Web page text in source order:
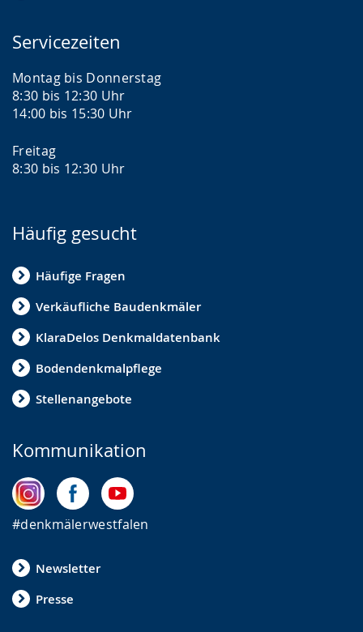
Servicezeiten
Montag bis Donnerstag
8:30 bis 12:30 Uhr
14:00 bis 15:30 Uhr
Freitag
8:30 bis 12:30 Uhr
Häufig gesucht
Häufige Fragen
Verkäufliche Baudenkmäler
KlaraDelos Denkmaldatenbank
Bodendenkmalpflege
Stellenangebote
Kommunikation
#denkmälerwestfalen
Newsletter
Presse